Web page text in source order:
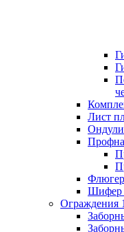
Лист
Шифер
Ограждения